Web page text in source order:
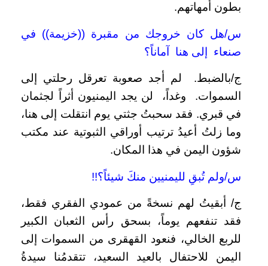
بطون أمهاتهم.
س/هل كان خروجك من مقبرة ((خزيمة)) في
صنعاء إلى هنا آماناً؟
ج/بالضبط. لم أجد صعوبة تعرقل رحلتي إلى
السموات. وغداً، لن يجد اليمنيون أثراً لجثمان
في قبري. فقد سحبتُ جثتي يوم انتقلت إلى هنا،
وما زلتُ أعيدُ ترتيب أوراقي الثبوتية عند مكتب
شؤون اليمن في هذا المكان.
س/ولم تُبقِ لليمنيين منكَ شيئاً؟!!
ج/ أبقيتُ لهم نسخةً من عمودي الفقري فقط،
فقد تنفعهم يوماً، بسحق رأس الثعبان الكبير
للربع الخالي، فنعود القهقرى من السموات إلى
اليمن للاحتفال بالعيد السعيد، تتقدمُنا سيدةُ